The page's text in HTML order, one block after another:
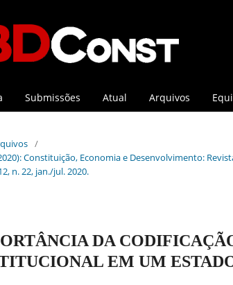
Submissões Atual Arquivos
/
Constituição, Economia e Desenvolvimento:
n. 22, jan./jul. 2020.
DA
EM UM